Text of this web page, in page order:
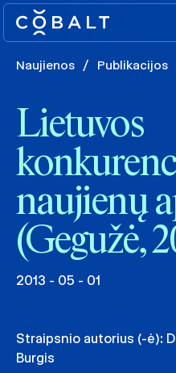
Naujienos / Publikacijos
Lietuvos
naujienų
(Gegužė,
2013 - 05 - 01
Straipsnio autorius (-ė):
Burgis